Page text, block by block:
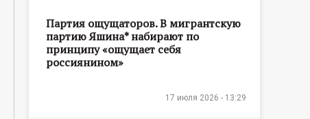
Партия ощущаторов. В мигрантскую
партию Яшина* набирают по
принципу «ощущает себя
россиянином»
17 июля 2026 - 13:29